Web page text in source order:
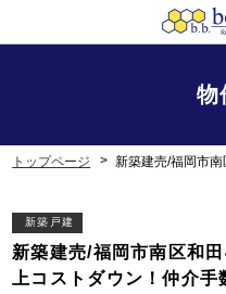
物
トップページ
新築戸建
新築建売/福岡市南区和
上コストダウン！仲介手